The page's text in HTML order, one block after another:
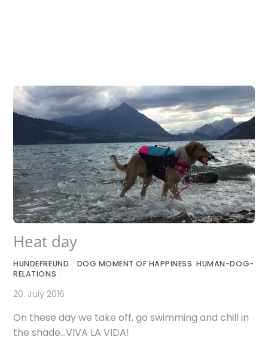
Heat day
HUNDEFREUND DOG MOMENT OF HAPPINESS,HUMAN-DOG-
RELATIONS
20. July 2016
On these day we take off, go swimming and chill in
the shade…VIVA LA VIDA!